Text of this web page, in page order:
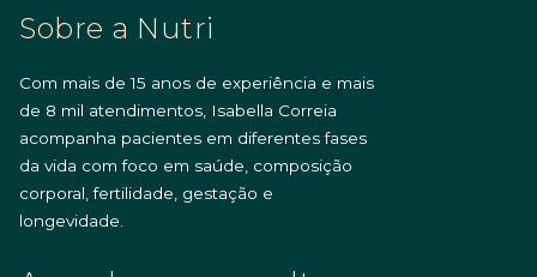
Sobre a Nutri
Com mais de 15 anos de experiência e mais
de 8 mil atendimentos, Isabella Correia
acompanha pacientes em diferentes fases
da vida com foco em saúde, composição
corporal, fertilidade, gestação e
longevidade.